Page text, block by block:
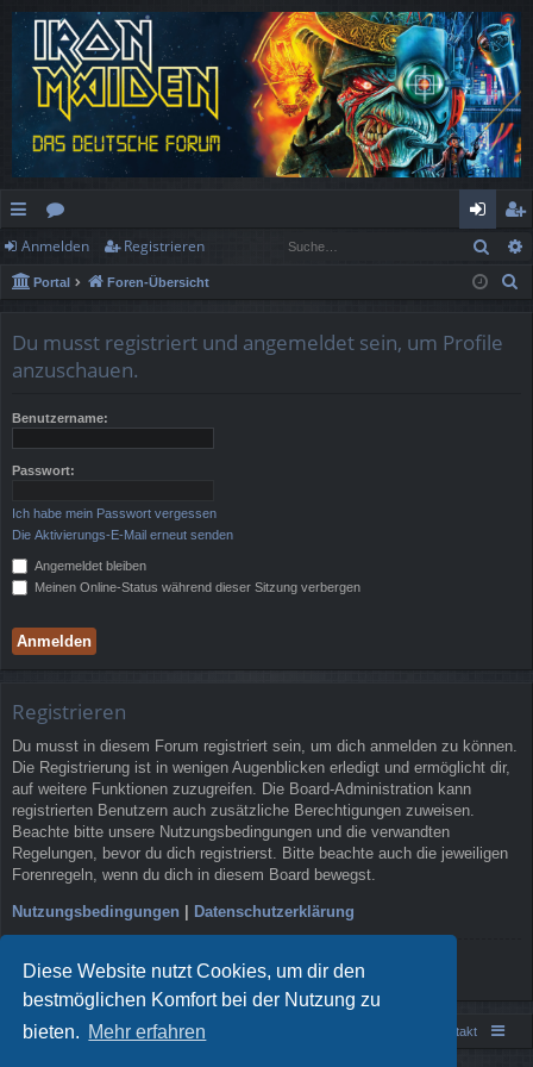
Diese Website nutzt Cookies, um dir den
bestmöglichen Komfort bei der Nutzung zu
bieten. Mehr erfahren
ch
ne
ug
f
or
en
n
m
eg
ist
Anmelden Registrieren
Portal Foren-Übersicht
Du musst registriert und angemeldet sein, um Profile
anzuschauen.
Benutzername:
Passwort:
Ich habe mein Passwort vergessen
Die Aktivierungs-E-Mail erneut senden
Angemeldet bleiben
Meinen Online-Status während dieser Sitzung verbergen
Registrieren
Du musst in diesem Forum registriert sein, um dich anmelden zu können.
Die Registrierung ist in wenigen Augenblicken erledigt und ermöglicht dir,
auf weitere Funktionen zuzugreifen. Die Board-Administration kann
registrierten Benutzern auch zusätzliche Berechtigungen zuweisen.
Beachte bitte unsere Nutzungsbedingungen und die verwandten
Regelungen, bevor du dich registrierst. Bitte beachte auch die jeweiligen
Forenregeln, wenn du dich in diesem Board bewegst.
Nutzungsbedingungen | Datenschutzerklärung
Registrieren
Portal Foren-Übersicht Kontakt